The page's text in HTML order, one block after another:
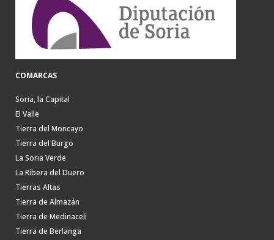
COMARCAS
Soria, la Capital
El Valle
Tierra del Moncayo
Tierra del Burgo
La Soria Verde
La Ribera del Duero
Tierras Altas
Tierra de Almazán
Tierra de Medinaceli
Tierra de Berlanga